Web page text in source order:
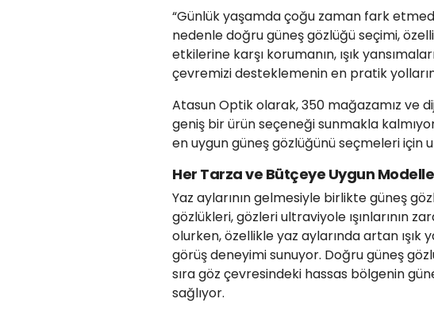
“Günlük yaşamda çoğu zaman fark
nedenle doğru güneş gözlüğü seçimi,
etkilerine karşı korumanın, ışık
çevremizi desteklemenin en pratik
Atasun Optik olarak, 350 mağazamız ve
geniş bir ürün seçeneği sunmakla
en uygun güneş gözlüğünü seçmeleri için
Her Tarza ve Bütçeye Uygun
Yaz aylarının gelmesiyle birlikte güneş
gözlükleri, gözleri ultraviyole ışınlarının
olurken, özellikle yaz aylarında artan ışık
görüş deneyimi sunuyor. Doğru güneş
sıra göz çevresindeki hassas bölgenin
sağlıyor.